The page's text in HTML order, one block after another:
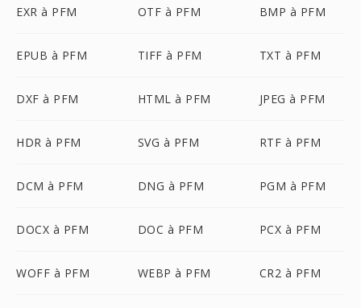
EXR à PFM OTF à PFM BMP à PFM
EPUB à PFM TIFF à PFM TXT à PFM
DXF à PFM HTML à PFM JPEG à PFM
HDR à PFM SVG à PFM RTF à PFM
DCM à PFM DNG à PFM PGM à PFM
DOCX à PFM DOC à PFM PCX à PFM
WOFF à PFM WEBP à PFM CR2 à PFM